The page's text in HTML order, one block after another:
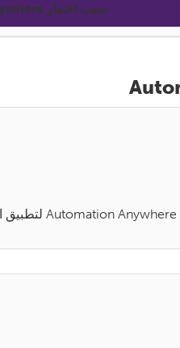
سبب اختيار Automation Anywhere